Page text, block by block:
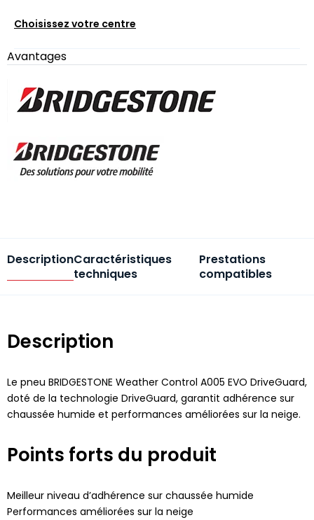
Choisissez votre centre
Avantages
DescriptionCaractéristiques
techniques
Prestations
compatibles
Description
Le pneu BRIDGESTONE Weather Control A005 EVO DriveGuard,
doté de la technologie DriveGuard, garantit adhérence sur
chaussée humide et performances améliorées sur la neige.
Points forts du produit
Meilleur niveau d’adhérence sur chaussée humide
Performances améliorées sur la neige